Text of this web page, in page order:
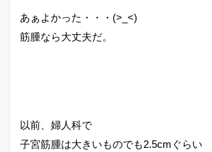
あぁよかった・・・(>_<)
筋腫なら大丈夫だ。
以前、婦人科で
子宮筋腫は大きいものでも2.5cmぐらい